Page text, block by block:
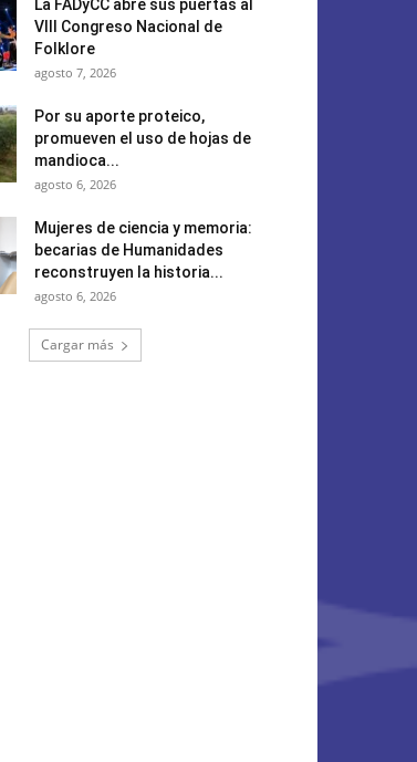
La FADyCC abre sus puertas al
VIII Congreso Nacional de
Folklore
agosto 7, 2026
Por su aporte proteico,
promueven el uso de hojas de
mandioca...
agosto 6, 2026
Mujeres de ciencia y memoria:
becarias de Humanidades
reconstruyen la historia...
agosto 6, 2026
Cargar más